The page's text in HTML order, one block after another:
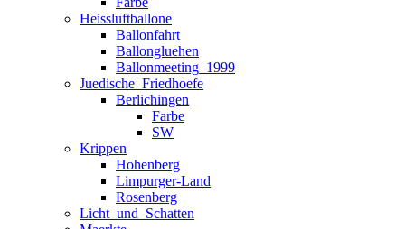
Heissluftballone
Ballonfahrt
Ballongluehen
Ballonmeeting_1999
Juedische_Friedhoefe
Berlichingen
Farbe
SW
Krippen
Hohenberg
Limpurger-Land
Rosenberg
Licht_und_Schatten